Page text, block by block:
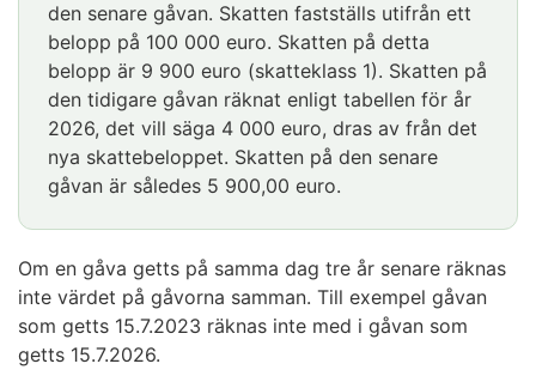
den senare gåvan. Skatten fastställs utifrån ett
belopp på 100 000 euro. Skatten på detta
belopp är 9 900 euro (skatteklass 1). Skatten på
den tidigare gåvan räknat enligt tabellen för år
2026, det vill säga 4 000 euro, dras av från det
nya skattebeloppet. Skatten på den senare
gåvan är således 5 900,00 euro.
Om en gåva getts på samma dag tre år senare räknas
inte värdet på gåvorna samman. Till exempel gåvan
som getts 15.7.2023 räknas inte med i gåvan som
getts 15.7.2026.